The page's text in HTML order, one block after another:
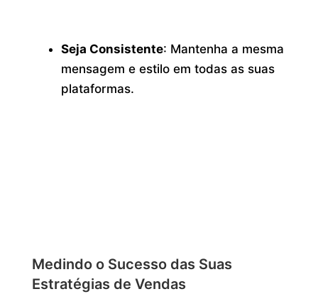
Seja Consistente: Mantenha a mesma
mensagem e estilo em todas as suas
plataformas.
Medindo o Sucesso das Suas
Estratégias de Vendas